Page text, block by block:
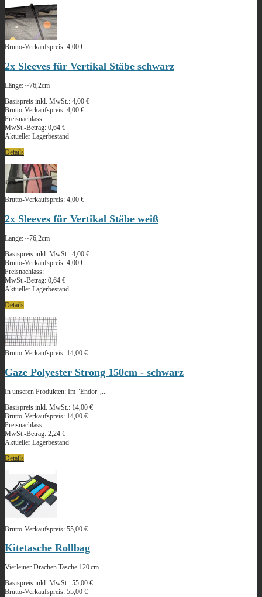
Brutto-Verkaufspreis: 4,00 €
2x Sleeves für Vertikal Stäbe schwarz
Länge: ~76,2cm
Basispreis inkl. MwSt.: 4,00 €
Brutto-Verkaufspreis: 4,00 €
Preisnachlass:
MwSt.-Betrag: 0,64 €
Aktueller Lagerbestand
Details
Brutto-Verkaufspreis: 4,00 €
2x Sleeves für Vertikal Stäbe weiß
Länge: ~76,2cm
Basispreis inkl. MwSt.: 4,00 €
Brutto-Verkaufspreis: 4,00 €
Preisnachlass:
MwSt.-Betrag: 0,64 €
Aktueller Lagerbestand
Details
Brutto-Verkaufspreis: 14,00 €
Gaze Polyester Strong 150cm - schwarz
In unseren Produkten: Im "Endor",...
Basispreis inkl. MwSt.: 14,00 €
Brutto-Verkaufspreis: 14,00 €
Preisnachlass:
MwSt.-Betrag: 2,24 €
Aktueller Lagerbestand
Details
Brutto-Verkaufspreis: 55,00 €
Kitetasche Rollbag
Vierleiner Drachen Tasche 120 cm –...
Basispreis inkl. MwSt.: 55,00 €
Brutto-Verkaufspreis: 55,00 €